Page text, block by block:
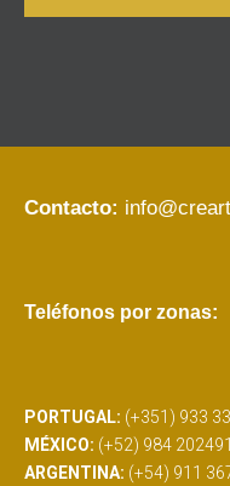
Contacto:
Teléfonos por zonas:
PORTUGAL: (+351) 933
MÉXICO: (+52) 984
ARGENTINA: (+54) 911